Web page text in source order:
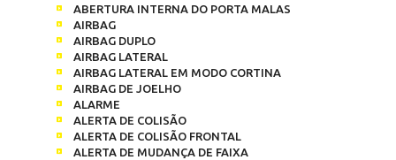
ABERTURA INTERNA DO PORTA MALAS
AIRBAG
AIRBAG DUPLO
AIRBAG LATERAL
AIRBAG LATERAL EM MODO CORTINA
AIRBAG DE JOELHO
ALARME
ALERTA DE COLISÃO
ALERTA DE COLISÃO FRONTAL
ALERTA DE MUDANÇA DE FAIXA